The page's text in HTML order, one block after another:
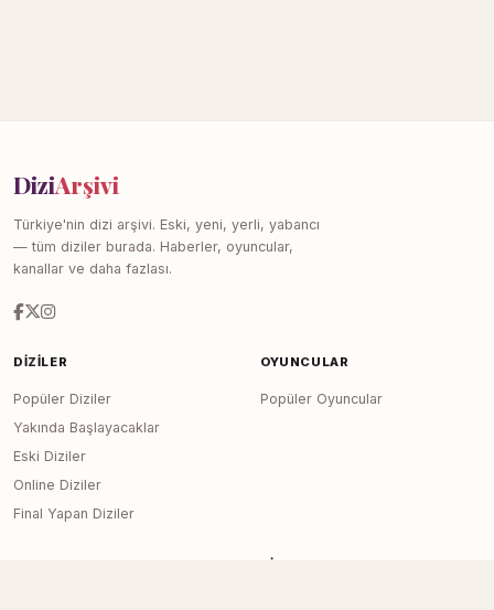
DiziArşivi
Türkiye'nin dizi arşivi. Eski, yeni, yerli, yabancı
— tüm diziler burada. Haberler, oyuncular,
kanallar ve daha fazlası.
DIZILER
Popüler Diziler
Yakında Başlayacaklar
Eski Diziler
Online Diziler
Final Yapan Diziler
OYUNCULAR
Popüler Oyuncular
SITE